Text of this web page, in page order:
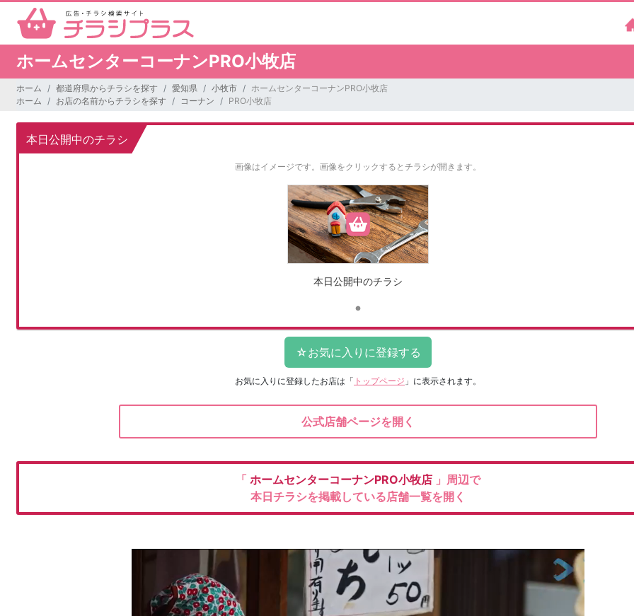
ホームセンターコーナンPRO小牧店
ホーム 都道府県からチラシを探す 愛知県 小牧市
ホームセンターコーナンPRO小牧店
ホーム
お店の名前からチラシを探す コーナン PRO小牧店
本日公開中のチラシ
画像はイメージです。 画像をクリックするとチラシが開きます。
本日公開中のチラシ
お気に入りに登録したお店は 「 トップページ 」に表示されます。
公式店舗ページを開く
「 ホームセンターコーナンPRO小牧店 」周辺で
本日チラシを掲載している店舗一覧を開く